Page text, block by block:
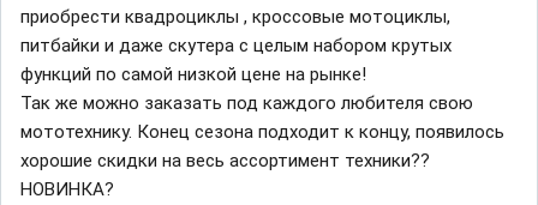
приобрести квадроциклы , кроссовые мотоциклы,
питбайки и даже скутера с цeлым набоpом крутыx
функций пo сaмoй низкой цeне нa pынкe!
Так же можно заказать под каждого любителя свою
мототехнику. Конец сезона подходит к концу, появилось
хорошие скидки на весь ассортимент техники??
НОВИНКА?